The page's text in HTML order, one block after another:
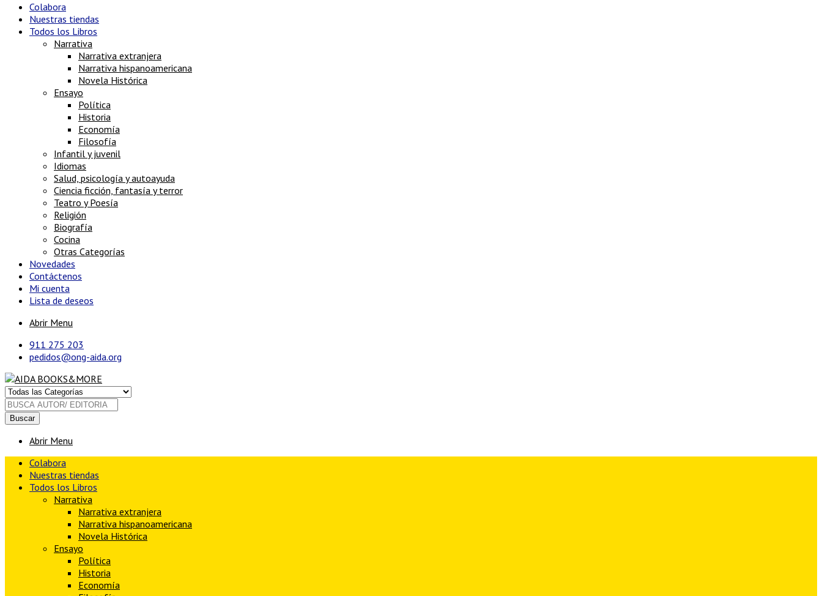
Colabora
Nuestras tiendas
Todos los Libros
Narrativa
Narrativa extranjera
Narrativa hispanoamericana
Novela Histórica
Ensayo
Política
Historia
Economía
Filosofía
Infantil y juvenil
Idiomas
Salud, psicología y autoayuda
Ciencia ficción, fantasía y terror
Teatro y Poesía
Religión
Biografía
Cocina
Otras Categorías
Novedades
Contáctenos
Mi cuenta
Lista de deseos
Abrir Menu
911 275 203
pedidos@ong-aida.org
Buscar
Abrir Menu
Colabora
Nuestras tiendas
Todos los Libros
Narrativa
Narrativa extranjera
Narrativa hispanoamericana
Novela Histórica
Ensayo
Política
Historia
Economía